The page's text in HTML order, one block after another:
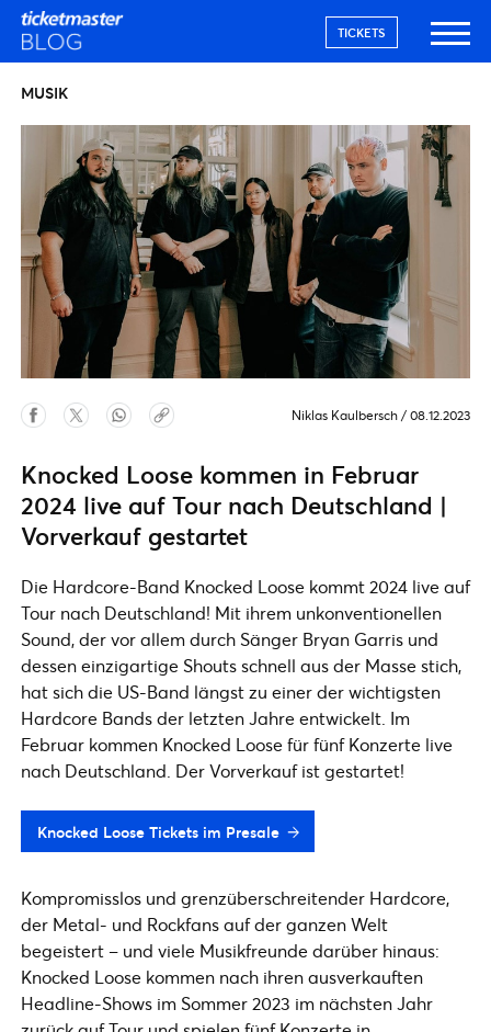
TICKETS
MUSIK
Niklas Kaulbersch / 08.12.2023
Knocked Loose kommen in Februar
2024 live auf Tour nach Deutschland |
Vorverkauf gestartet
Die Hardcore-Band Knocked Loose kommt 2024 live auf
Tour nach Deutschland! Mit ihrem unkonventionellen
Sound, der vor allem durch Sänger Bryan Garris und
dessen einzigartige Shouts schnell aus der Masse stich,
hat sich die US-Band längst zu einer der wichtigsten
Hardcore Bands der letzten Jahre entwickelt. Im
Februar kommen Knocked Loose für fünf Konzerte live
nach Deutschland. Der Vorverkauf ist gestartet!
Knocked Loose Tickets im Presale
Kompromisslos und grenzüberschreitender Hardcore,
der Metal- und Rockfans auf der ganzen Welt
begeistert – und viele Musikfreunde darüber hinaus:
Knocked Loose kommen nach ihren ausverkauften
Headline-Shows im Sommer 2023 im nächsten Jahr